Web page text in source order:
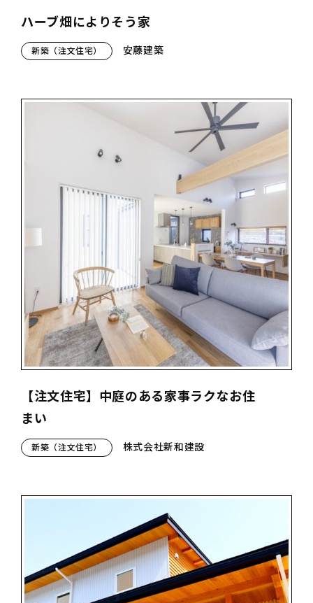
ハーブ畑によりそう家
新築（注文住宅） 安藤建築
【注文住宅】中庭のある家事ラクなお住
まい
新築（注文住宅） 株式会社新和建設